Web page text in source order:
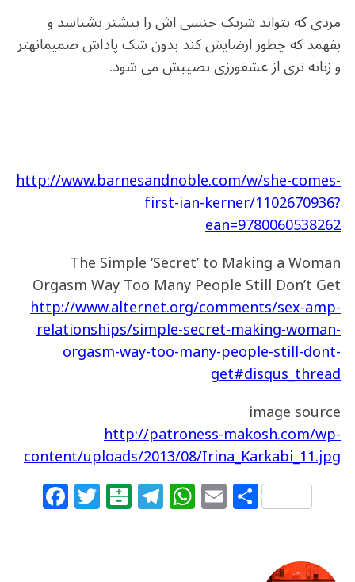
مردی که بتواند شریک جنسی اش را بیشتر بشناسد و
بفهمد که چطور ارضایش کند بدون شک پاداش صمیمانهتر
و زنانه تری از عشقورزی نصیبش می شود.
http://www.barnesandnoble.com/w/she-comes-
first-ian-kerner/1102670936?
ean=9780060538262
The Simple ‘Secret’ to Making a Woman
Orgasm Way Too Many People Still Don’t Get
http://www.alternet.org/comments/sex-amp-
relationships/simple-secret-making-woman-
orgasm-way-too-many-people-still-dont-
get#disqus_thread
image source
http://patroness-makosh.com/wp-
content/uploads/2013/08/Irina_Karkabi_11.jpg
F
a T
w B
al T
el W
h E
m S
h